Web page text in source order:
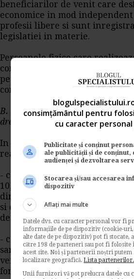
beneficiarilor de venit care
economice in mod
profesii libere si sunt
legislatiei in materie.
Persoanele fizice care
contractelor de agent,
pe cod fiscal sau cod numeric
contributiile sociale.
B. Pentru contribuabilii care
drepturi de proprietate
In conditiile in care acest
realizat, platitorii de venit
- contributia individuala de
10,5%) care se aplica asupra
diminuat cu cota de cheltuiala
si care nu poate fi mai mare
de 5 ori castigul salarial mediu
- contributia individuala de
sanatate (CASS - 5,5%) care se
venitului brut diminuat cu cota
forfetara (20%, 25%).
consimțământul pentru
cu caracter
Publicitate și conținut
ale publicității și de
audienței și dezvoltarea
Stocarea și/sau accesarea
dispozitiv
Aflați mai multe
Datele dvs. cu caracter personal vor fi
informațiile de pe dispozitiv (cookie-
alte date de pe dispozitiv) pot fi stocate,
către 198 de parteneri sau pot fi folosite
acest site. Noi și partenerii noștri putem
localizare geografică.Lista partenerilor.
Unii furnizori vă pot prelucra datele cu